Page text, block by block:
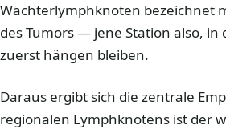
Wächterlymphknoten bezeichnet
des Tumors — jene Station also,
zuerst hängen bleiben.
Daraus ergibt sich die zentrale
regionalen Lymphknotens ist der